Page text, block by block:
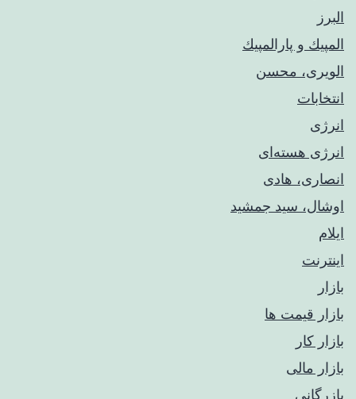
البرز
المپيك و پارالمپيك
الویری، محسن
انتخابات
انرژی
انرژی هسته‌ای
انصاری، هادی
اوشال، سید جمشید
ایلام
اینترنت
بازار
بازار قیمت ها
بازار کار
بازار مالی
بازرگانی